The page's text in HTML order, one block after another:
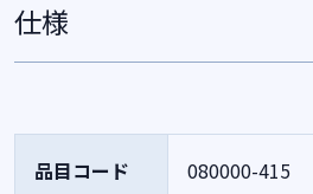
仕様
品目コード 080000-415